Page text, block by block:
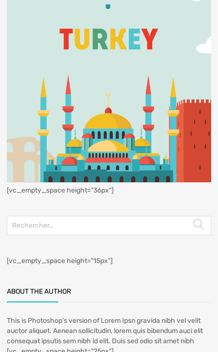
[vc_empty_space height="36px"]
[vc_empty_space height="15px"]
ABOUT THE AUTHOR
This is Photoshop's version of Lorem Ipsn gravida nibh vel velit
auctor aliquet. Aenean sollicitudin, lorem quis bibendum auci elit
consequat ipsutis sem nibh id elit. Duis sed odio sit amet nibh